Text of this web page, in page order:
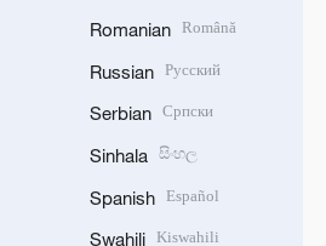
Romanian Română
Russian Русский
Serbian Српски
Sinhala සිංහල
Spanish Español
Swahili Kiswahili